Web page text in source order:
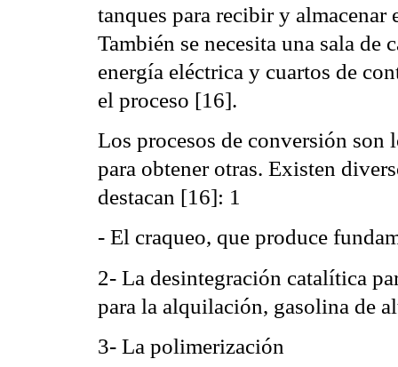
tanques para recibir y
También se necesita una sala de
energía eléctrica y cuartos de
el proceso [16].
Los procesos de conversión son
para obtener otras. Existen
destacan [16]: 1
- El craqueo, que produce
2- La desintegración catalítica
para la alquilación, gasolina de
3- La polimerización